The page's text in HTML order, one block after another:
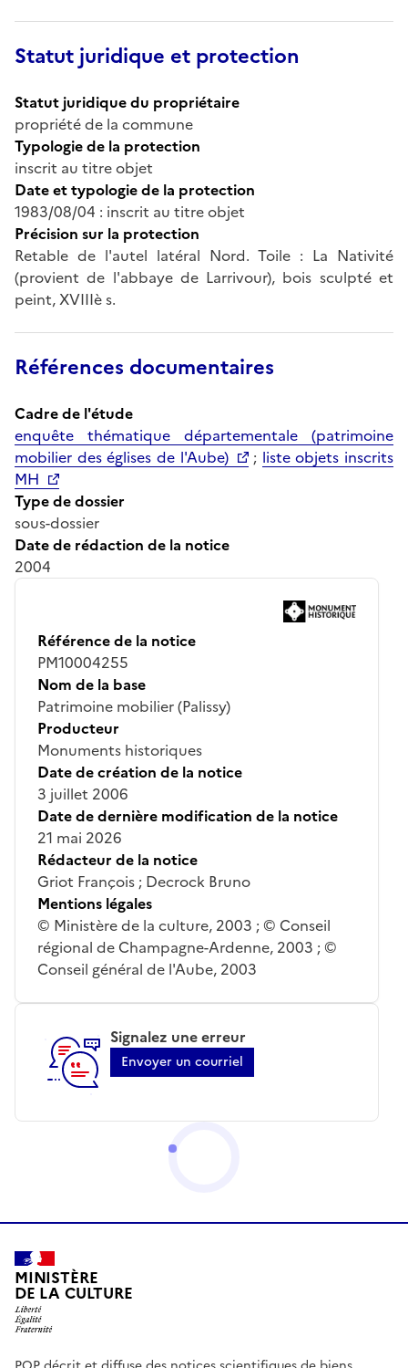
Statut juridique et protection
Statut juridique du propriétaire
propriété de la commune
Typologie de la protection
inscrit au titre objet
Date et typologie de la protection
1983/08/04 : inscrit au titre objet
Précision sur la protection
Retable de l'autel latéral Nord. Toile : La Nativité
(provient de l'abbaye de Larrivour), bois sculpté et
peint, XVIIIè s.
Références documentaires
Cadre de l'étude
enquête thématique départementale (patrimoine
mobilier des églises de l'Aube)
; liste objets inscrits
MH
Type de dossier
sous-dossier
Date de rédaction de la notice
2004
Référence de la notice
PM10004255
Nom de la base
Patrimoine mobilier (Palissy)
Producteur
Monuments historiques
Date de création de la notice
3 juillet 2006
Date de dernière modification de la notice
21 mai 2026
Rédacteur de la notice
Griot François ; Decrock Bruno
Mentions légales
© Ministère de la culture, 2003 ; © Conseil
régional de Champagne-Ardenne, 2003 ; ©
Conseil général de l'Aube, 2003
Signalez une erreur
Envoyer un courriel
MINISTÈRE
DE LA CULTURE